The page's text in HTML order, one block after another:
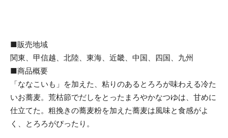
■販売地域
関東、甲信越、北陸、東海、近畿、中国、四国、九州
■商品概要
「ななこいも」を加えた、粘りのあるとろろが味わえる冷た
いお蕎麦。荒枯節でだしをとったまろやかなつゆは、甘めに
仕立てた。粗挽きの蕎麦粉を加えた蕎麦は風味と食感がよ
く、とろろがぴったり。